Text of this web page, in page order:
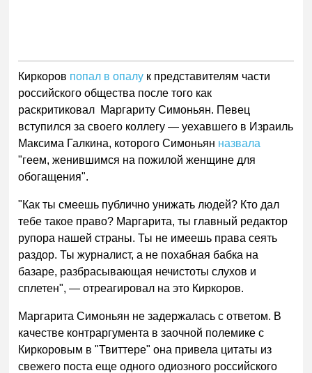
Киркоров попал в опалу к представителям части
российского общества после того как
раскритиковал Маргариту Симоньян. Певец
вступился за своего коллегу — уехавшего в Израиль
Максима Галкина, которого Симоньян назвала
"геем, женившимся на пожилой женщине для
обогащения".
"Как ты смеешь публично унижать людей? Кто дал
тебе такое право? Маргарита, ты главный редактор
рупора нашей страны. Ты не имеешь права сеять
раздор. Ты журналист, а не похабная бабка на
базаре, разбрасывающая нечистоты слухов и
сплетен", — отреагировал на это Киркоров.
Маргарита Симоньян не задержалась с ответом. В
качестве контраргумента в заочной полемике с
Киркоровым в "Твиттере" она привела цитаты из
свежего поста еще одного одиозного российского